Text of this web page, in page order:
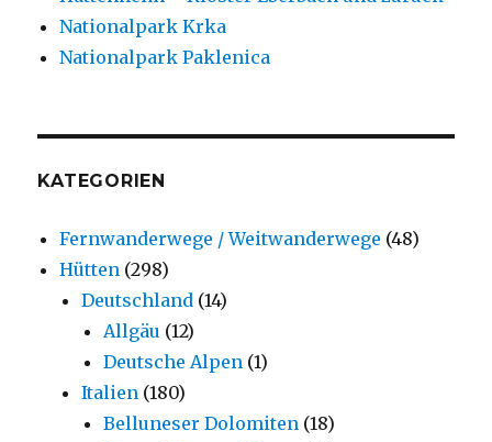
Nationalpark Krka
Nationalpark Paklenica
KATEGORIEN
Fernwanderwege / Weitwanderwege (48)
Hütten (298)
Deutschland (14)
Allgäu (12)
Deutsche Alpen (1)
Italien (180)
Belluneser Dolomiten (18)